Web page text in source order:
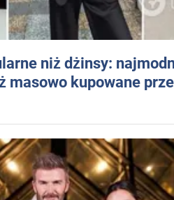
niż dżinsy:
masowo kupowane